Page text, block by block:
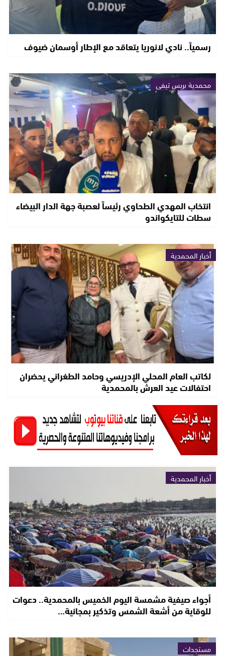
رسمياً.. نادي لانوريا يتعاقد مع الإطار أوسمان ضيوف
محمدية بريس تيفي
انتخاب المهدي الطحاوي رئيساً لعصبة جهة الدار البيضاء
سطات للتايكواندو
أخبار المحمدية
لكاتب العام المحلي الإدريسي وحامد الطغراني يحضران
احتفالات عيد العرش بالمحمدية
أخبار المحمدية
أجواء صيفية مشمسة اليوم الخميس بالمحمدية.. دعوات
للوقاية من أشعة الشمس وتذكير بمجانية…
مستجدات